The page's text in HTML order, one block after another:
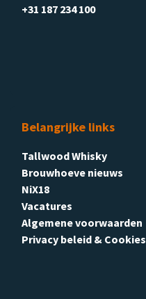
+31 187 234 100
Belangrijke links
Tallwood Whisky
Brouwhoeve nieuws
NiX18
Vacatures
Algemene voorwaarden
Privacy beleid & Cookies